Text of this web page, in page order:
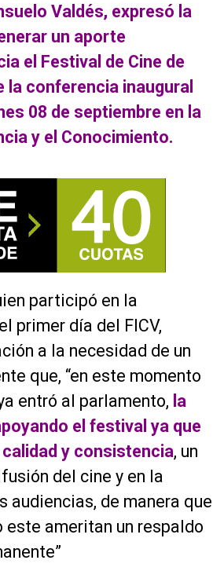
Valdés, expresó la
un aporte
el Festival de Cine de
la conferencia inaugural
08 de septiembre en la
y el Conocimiento.
participó en la
primer día del FICV,
a la necesidad de un
que, “en este momento
entró al parlamento, la
el festival ya que
y consistencia, un
del cine y en la
audiencias, de manera que
ameritan un respaldo